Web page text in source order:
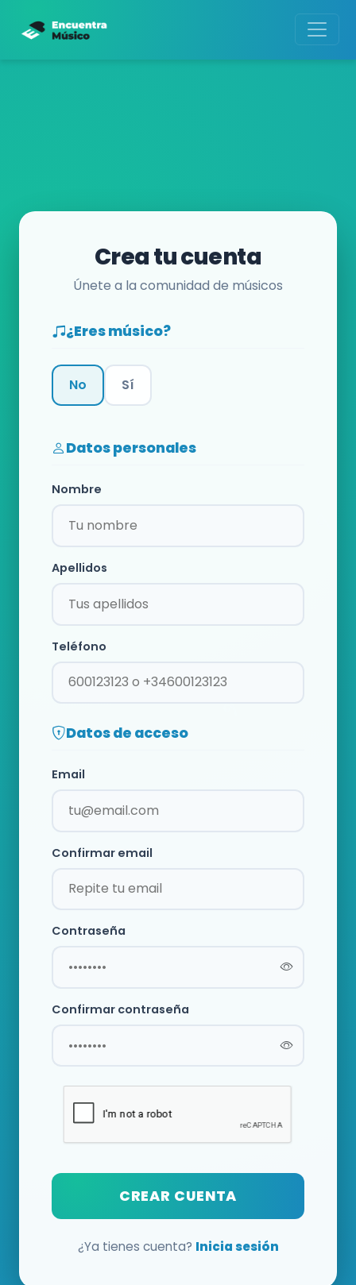
Crea tu cuenta
Únete a la comunidad de músicos
¿Eres músico?
No Sí
Datos personales
Nombre
Apellidos
Teléfono
Datos de acceso
Email
Confirmar email
Contraseña
Confirmar contraseña
CREAR CUENTA
¿Ya tienes cuenta? Inicia sesión